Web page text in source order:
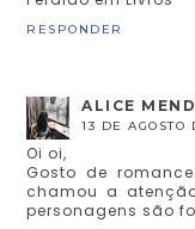
RESPONDER
ALICE
13 DE AGOSTO
Oi oi,
Gosto de
chamou a
personagens são